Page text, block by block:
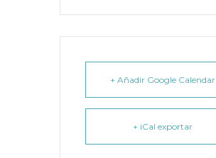
+ Añadir Google Calendar
+ iCal exportar